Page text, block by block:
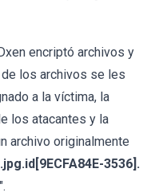
encriptó archivos y
los archivos se les
a la víctima, la
los atacantes y la
archivo originalmente
3536].
".